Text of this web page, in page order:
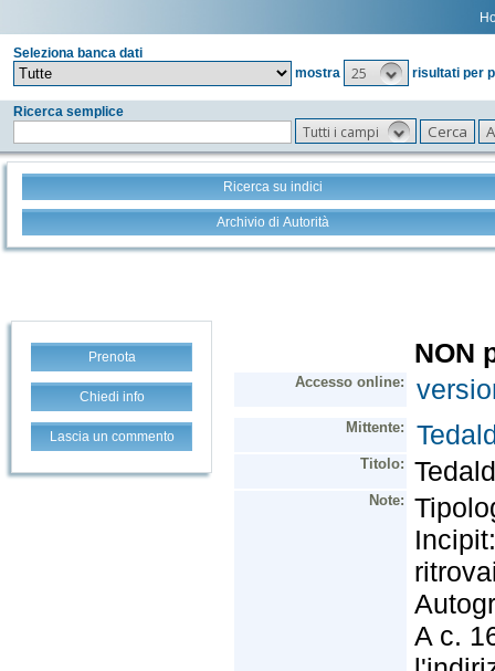
Seleziona banca dati
mostra
25 risultati per
Ricerca semplice
Tutti i campi
Ricerca su indici
Archivio di Autorità
Prenota
Chiedi info
Lascia un commento